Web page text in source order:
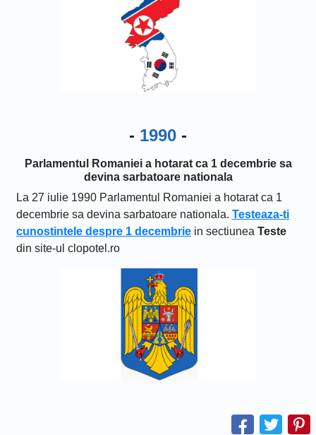
- 1990 -
Parlamentul Romaniei a hotarat ca 1 decembrie sa
devina sarbatoare nationala
La 27 iulie 1990 Parlamentul Romaniei a hotarat ca 1
decembrie sa devina sarbatoare nationala. Testeaza-ti
cunostintele despre 1 decembrie in sectiunea Teste
din site-ul clopotel.ro